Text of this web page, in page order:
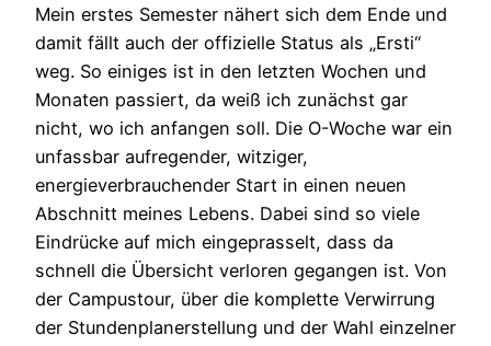
Mein erstes Semester nähert sich dem Ende und
damit fällt auch der offizielle Status als „Ersti“
weg. So einiges ist in den letzten Wochen und
Monaten passiert, da weiß ich zunächst gar
nicht, wo ich anfangen soll. Die O-Woche war ein
unfassbar aufregender, witziger,
energieverbrauchender Start in einen neuen
Abschnitt meines Lebens. Dabei sind so viele
Eindrücke auf mich eingeprasselt, dass da
schnell die Übersicht verloren gegangen ist. Von
der Campustour, über die komplette Verwirrung
der Stundenplanerstellung und der Wahl einzelner